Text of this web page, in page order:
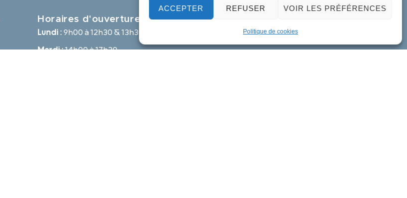
ACCEPTER REFUSER VOIR LES PRÉFÉRENCES
Politique de cookies
Horaires d'ouverture
Lundi :9h00 à 12h30 & 13h30 à 18h00
Mardi :14h00 à 17h30